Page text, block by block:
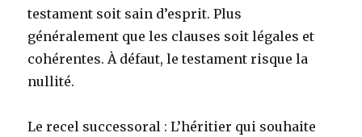
testament soit sain d’esprit. Plus
généralement que les clauses soit légales et
cohérentes. À défaut, le testament risque la
nullité.
Le recel successoral : L’héritier qui souhaite